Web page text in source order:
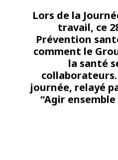
Lors de la
travail, ce
Prévention
comment le
la santé
journée, relayé
“Agir